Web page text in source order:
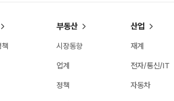
부동산
시장동향
업계
정책
산업
재계
전자/통신/IT
자동차